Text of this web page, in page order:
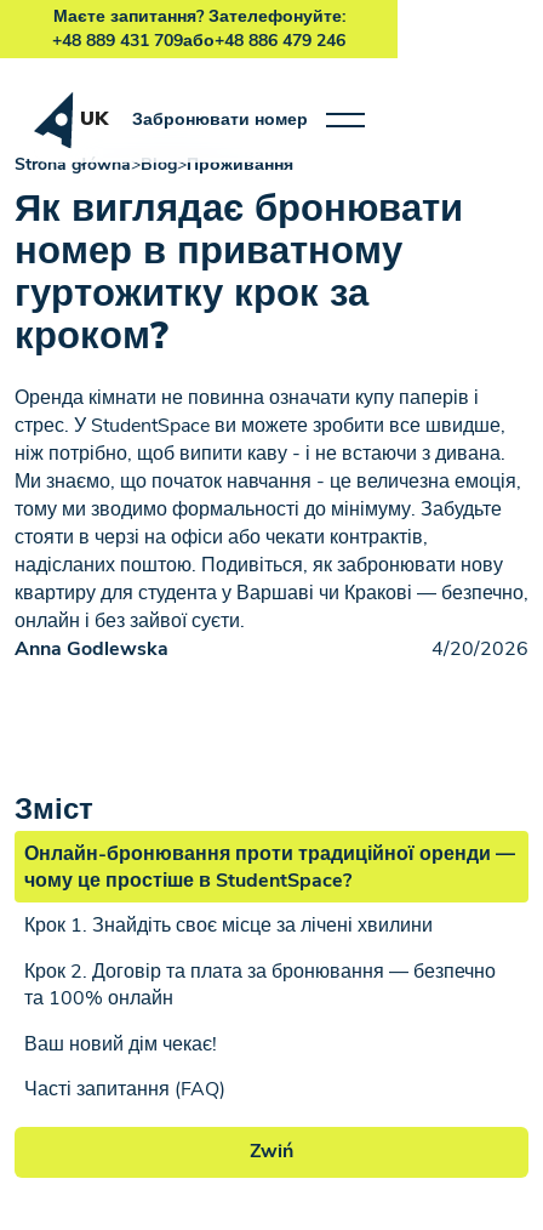
Маєте запитання? Зателефонуйте:
+48 889 431 709або+48 886 479 246
UK
Забронювати номер
Strona główna>Blog>Проживання
Як виглядає бронювати
номер в приватному
гуртожитку крок за
кроком?
Оренда кімнати не повинна означати купу паперів і
стрес. У StudentSpace ви можете зробити все швидше,
ніж потрібно, щоб випити каву - і не встаючи з дивана.
Ми знаємо, що початок навчання - це величезна емоція,
тому ми зводимо формальності до мінімуму. Забудьте
стояти в черзі на офіси або чекати контрактів,
надісланих поштою. Подивіться, як забронювати нову
квартиру для студента у Варшаві чи Кракові — безпечно,
онлайн і без зайвої суєти.
Anna Godlewska
4/20/2026
Зміст
Онлайн-бронювання проти традиційної оренди —
чому це простіше в StudentSpace?
Крок 1. Знайдіть своє місце за лічені хвилини
Крок 2. Договір та плата за бронювання — безпечно
та 100% онлайн
Ваш новий дім чекає!
Часті запитання (FAQ)
Zwiń